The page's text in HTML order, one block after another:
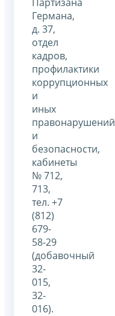
Германа,
д. 37,
отдел
кадров,
профилактики
коррупционных
и
иных
правонарушений
и
безопасности,
кабинеты
№ 712,
713,
тел. +7
(812)
679-
58-29
(добавочный
32-
015,
32-
016).